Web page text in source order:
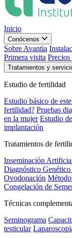
Inicio
Conócenos
Sobre Avantia
Primera visita
Tratamientos y
Estudio de fertilidad
Estudio básico de
fertilidad? Pruebas
en la mujer Estudio
implantación
Tratamientos de
Inseminación
Diagnóstico
Ovodonación
Congelación de
Técnicas
Seminograma
testicular